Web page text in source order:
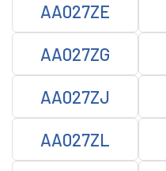
AA027ZE
AA027ZG
AA027ZJ
AA027ZL